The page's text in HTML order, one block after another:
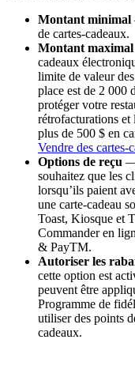
Montant minimal
de cartes-cadeaux.
Montant maximal
cadeaux
limite de valeur
place est de 2 000
protéger votre
rétrofacturations et
plus de 500 $ en
Vendre des cartes-
Options de reçu —
souhaitez que les
lorsqu’ils paient
une carte-cadeau
Toast, Kiosque et
Commander en
& PayTM.
Autoriser les
cette option est
peuvent être
Programme de
utiliser des points
cadeaux.